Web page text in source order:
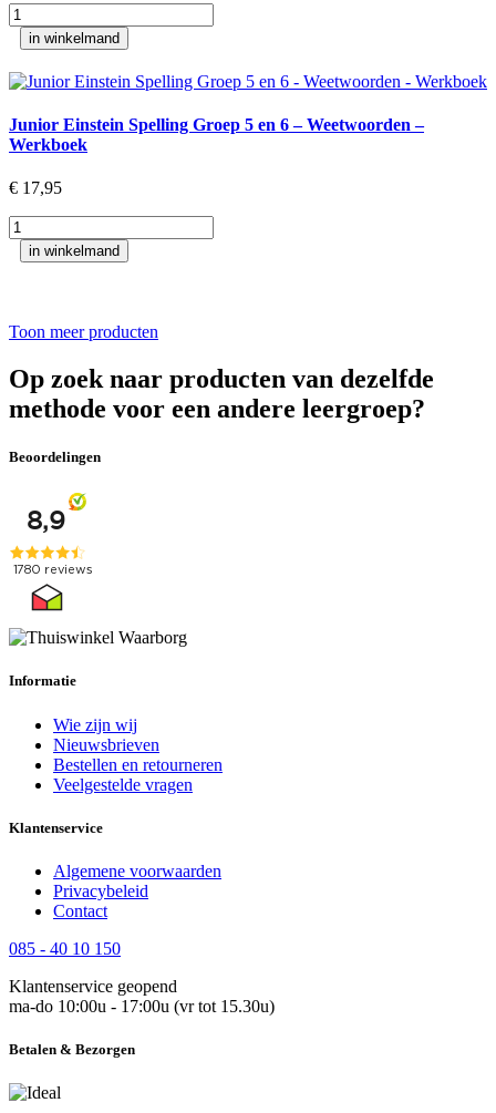
aantal
Junior
Einstein
Spelling
Groep
7
8
-
-
aantal
in winkelmand
Junior Einstein Spelling Groep 5 en 6 – Weetwoorden –
Werkboek
€ 17,95
Junior
Einstein
Spelling
en
6
Weetwoorden
-
Werkboek
in winkelmand
Toon meer producten
Op zoek naar producten van dezelfde
methode voor een andere leergroep?
Beoordelingen
Informatie
Wie zijn wij
Nieuwsbrieven
Bestellen en retourneren
Veelgestelde vragen
Klantenservice
Algemene voorwaarden
Privacybeleid
Contact
085 - 40 10 150
Klantenservice geopend
ma-do 10:00u - 17:00u (vr tot 15.30u)
Betalen & Bezorgen